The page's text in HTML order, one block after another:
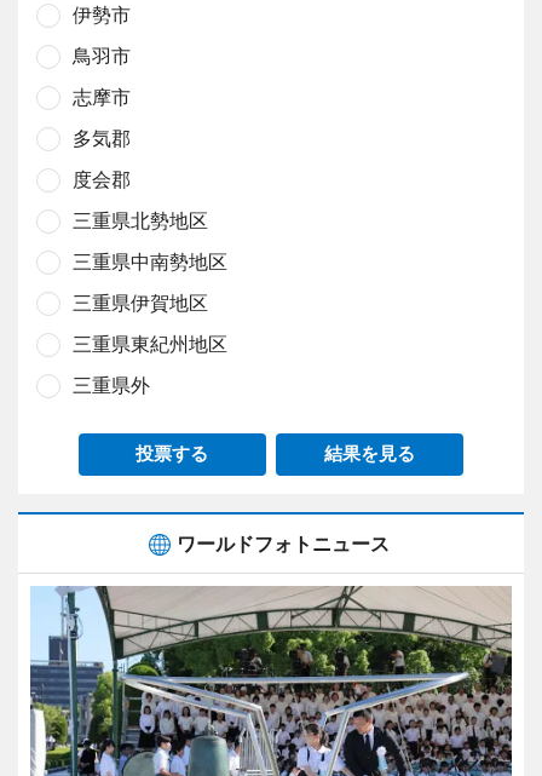
伊勢市
鳥羽市
志摩市
多気郡
度会郡
三重県北勢地区
三重県中南勢地区
三重県伊賀地区
三重県東紀州地区
三重県外
投票する 結果を見る
ワールドフォトニュース